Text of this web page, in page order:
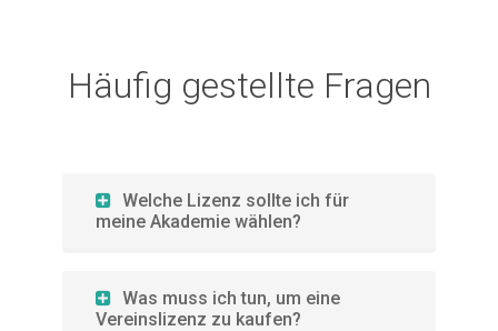
Häufig gestellte Fragen
Welche Lizenz sollte ich für
meine Akademie wählen?
Was muss ich tun, um eine
Vereinslizenz zu kaufen?